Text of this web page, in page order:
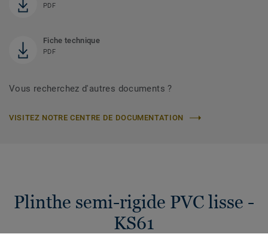
PDF
Fiche technique
PDF
Vous recherchez d'autres documents ?
VISITEZ NOTRE CENTRE DE DOCUMENTATION
Plinthe semi-rigide PVC lisse -
KS61